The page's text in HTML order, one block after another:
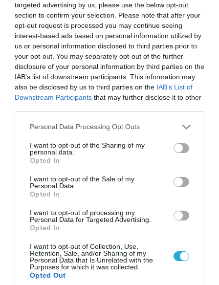
targeted advertising by us, please use the below opt-out
section to confirm your selection. Please note that after your
opt-out request is processed you may continue seeing
interest-based ads based on personal information utilized by
us or personal information disclosed to third parties prior to
your opt-out. You may separately opt-out of the further
disclosure of your personal information by third parties on the
IAB’s list of downstream participants. This information may
also be disclosed by us to third parties on the IAB’s List of
Downstream Participants that may further disclose it to other
Please note that this website/app uses one or more Google
not limited to your visit or usage behaviour. You may click to
grant or deny consent to Google and its third-party tags to
use your data for below specified purposes in below Google
consent section.
Personal Data Processing Opt Outs
I want to opt-out of the Sharing of my
personal data.
Opted In
I want to opt-out of the Sale of my
Personal Data.
Opted In
I want to opt-out of processing my
Personal Data for Targeted Advertising.
Opted In
I want to opt-out of Collection, Use,
Retention, Sale, and/or Sharing of my
Personal Data that Is Unrelated with the
Purposes for which it was collected.
Opted Out
04.08.2026 | 15:02
Αυτή την ώρα το τελευταίο «αντίο» στον πρώην
υπουργό Ι.Βαρβιτσιώτη (φωτο)
04.08.2026 | 13:02
Η ανακοίνωση του Πανελλήνιου Σωματείου
Πυροσβεστών για την δημοσιογράφο του OPEN
που γέλασε στη φωτιά